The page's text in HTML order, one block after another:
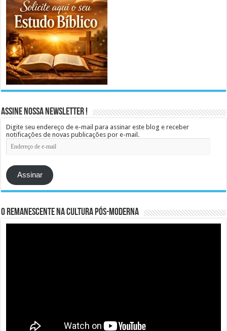
Assine Nossa Newsletter !
Digite seu endereço de e-mail para assinar este blog e receber
notificações de novas publicações por e-mail.
Endereço
de
e-
mail
Assinar
O remanescente na cultura pós-moderna